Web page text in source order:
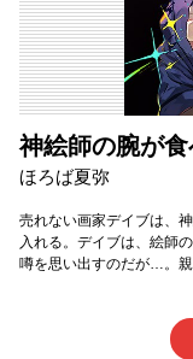
神絵師の腕が
ほろば夏弥
売れない画家デイブは、
入れる。デイブは、絵師
噂を思い出すのだが…。